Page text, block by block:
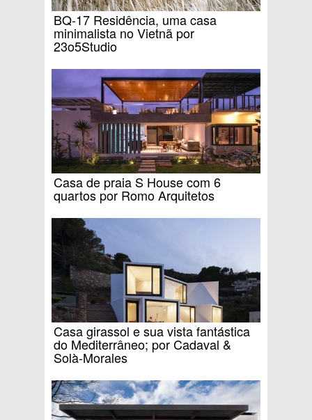
BQ-17 Residência, uma casa
minimalista no Vietnã por
23o5Studio
Casa de praia S House com 6
quartos por Romo Arquitetos
Casa girassol e sua vista fantástica
do Mediterrâneo; por Cadaval &
Solà-Morales